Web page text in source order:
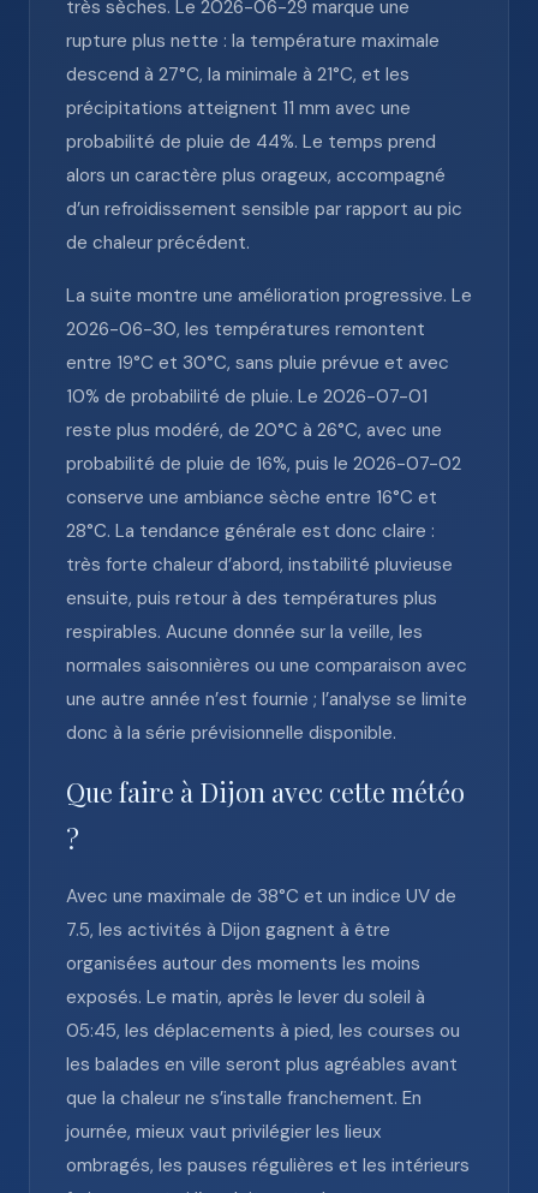
très sèches. Le 2026-06-29 marque une
rupture plus nette : la température maximale
descend à 27°C, la minimale à 21°C, et les
précipitations atteignent 11 mm avec une
probabilité de pluie de 44%. Le temps prend
alors un caractère plus orageux, accompagné
d’un refroidissement sensible par rapport au pic
de chaleur précédent.
La suite montre une amélioration progressive. Le
2026-06-30, les températures remontent
entre 19°C et 30°C, sans pluie prévue et avec
10% de probabilité de pluie. Le 2026-07-01
reste plus modéré, de 20°C à 26°C, avec une
probabilité de pluie de 16%, puis le 2026-07-02
conserve une ambiance sèche entre 16°C et
28°C. La tendance générale est donc claire :
très forte chaleur d’abord, instabilité pluvieuse
ensuite, puis retour à des températures plus
respirables. Aucune donnée sur la veille, les
normales saisonnières ou une comparaison avec
une autre année n’est fournie ; l’analyse se limite
donc à la série prévisionnelle disponible.
Que faire à Dijon avec cette météo
?
Avec une maximale de 38°C et un indice UV de
7.5, les activités à Dijon gagnent à être
organisées autour des moments les moins
exposés. Le matin, après le lever du soleil à
05:45, les déplacements à pied, les courses ou
les balades en ville seront plus agréables avant
que la chaleur ne s’installe franchement. En
journée, mieux vaut privilégier les lieux
ombragés, les pauses régulières et les intérieurs